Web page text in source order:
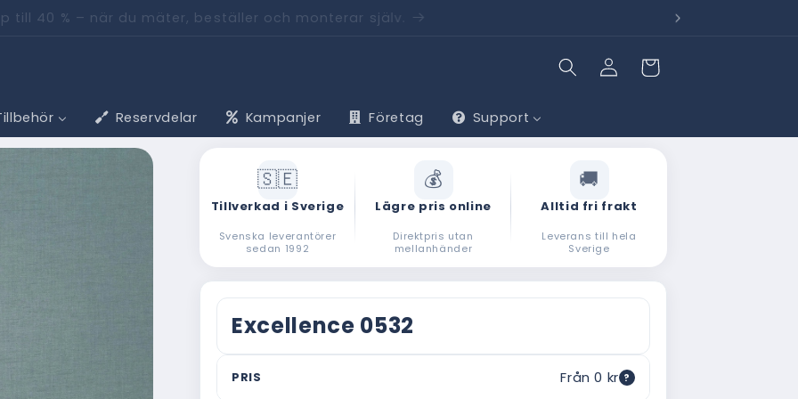
till 40 % – när du mäter, beställer och monterar själv.
Reservdelar Kampanjer Företag Support
Logga
Varukorg
Tillverkad i Sverige
Svenska leverantörer
sedan 1992
Lägre pris online
Direktpris utan
mellanhänder
Alltid fri frakt
Leverans till hela
Sverige
Excellence 0532
PRIS Från 0 kr ?